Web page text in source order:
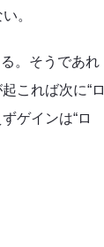
。
。そうであれ
これば次に“ロ
ゲインは“ロ